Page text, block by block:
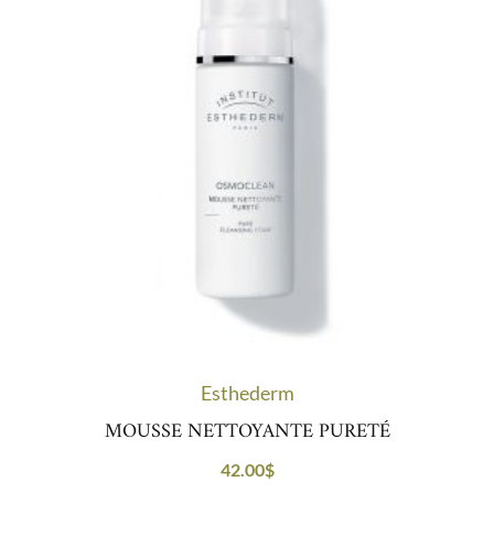
Esthederm
MOUSSE NETTOYANTE PURETÉ
42.00$